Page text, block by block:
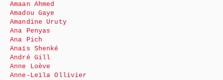
Amaan Ahmed
Amadou Gaye
Amandine Uruty
Ana Penyas
Ana Pich
Anaïs Shenké
André Gill
Anne Loève
Anne-Leïla Ollivier